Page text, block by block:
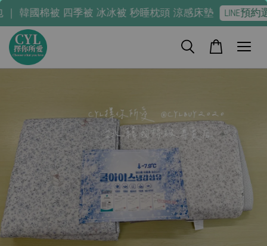
棉被 四季被 冰冰被 秒睡枕頭 涼感床墊 LINE預約選購 -